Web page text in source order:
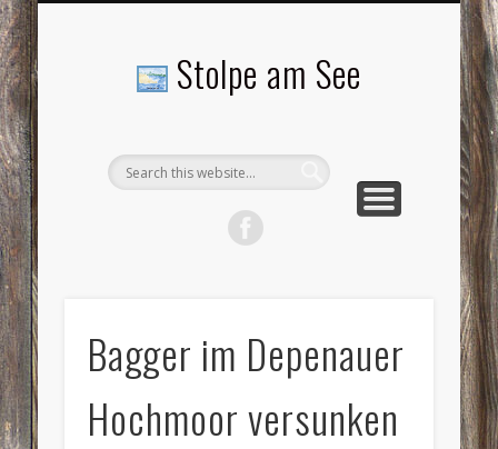
Stolpe am See
Bagger im Depenauer
Hochmoor versunken